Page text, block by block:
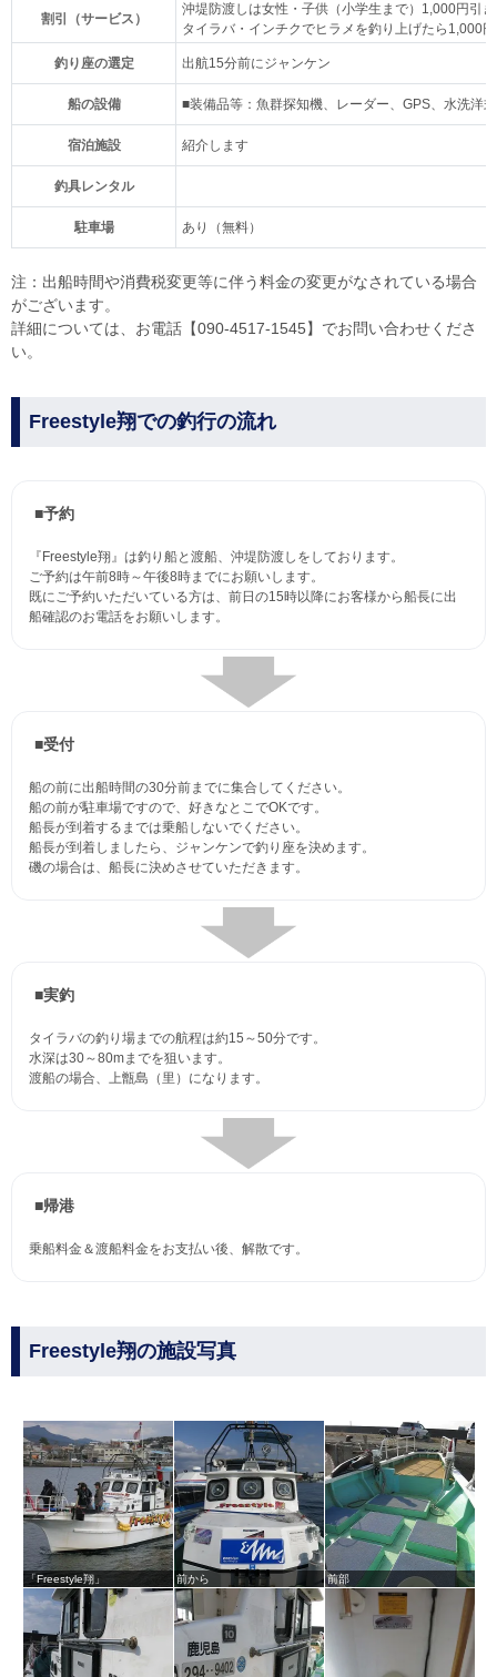
割引（サービス）
沖堤防渡しは女性・子供（小学生まで）1,000円引き
タイラバ・インチクでヒラメを釣り上げたら1,000
釣り座の選定 出航15分前にジャンケン
船の設備 ■装備品等：魚群探知機、レーダー、GPS、水洗洋
宿泊施設 紹介します
釣具レンタル
駐車場 あり（無料）
注：出船時間や消費税変更等に伴う料金の変更がなされている場合
がございます。
詳細については、お電話【090-4517-1545】でお問い合わせくださ
い。
Freestyle翔での釣行の流れ
■予約
『Freestyle翔』は釣り船と渡船、沖堤防渡しをしております。
ご予約は午前8時～午後8時までにお願いします。
既にご予約いただいている方は、前日の15時以降にお客様から船長に出
船確認のお電話をお願いします。
■受付
船の前に出船時間の30分前までに集合してください。
船の前が駐車場ですので、好きなとこでOKです。
船長が到着するまでは乗船しないでください。
船長が到着しましたら、ジャンケンで釣り座を決めます。
磯の場合は、船長に決めさせていただきます。
■実釣
タイラバの釣り場までの航程は約15～50分です。
水深は30～80mまでを狙います。
渡船の場合、上甑島（里）になります。
■帰港
乗船料金＆渡船料金をお支払い後、解散です。
Freestyle翔の施設写真
「Freestyle翔」 前から 前部